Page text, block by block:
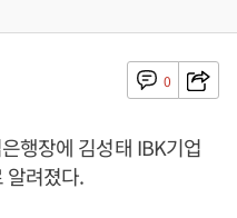
0
행장에 김성태 IBK기업
알려졌다.